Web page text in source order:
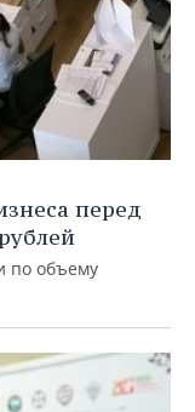
перед
по объему